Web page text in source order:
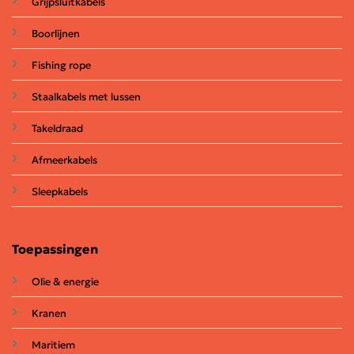
Boorlijnen
Fishing rope
Staalkabels met lussen
Takeldraad
Afmeerkabels
Sleepkabels
Toepassingen
Olie & energie
Kranen
Maritiem